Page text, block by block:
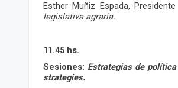
Esther Muñiz Espada,
legislativa agraria.
11.45 hs.
Sesiones: Estrategias de
strategies.